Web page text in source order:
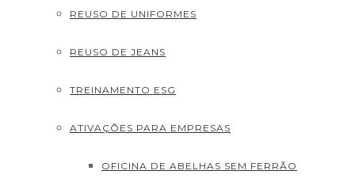
REUSO DE UNIFORMES
REUSO DE JEANS
TREINAMENTO ESG
ATIVAÇÕES PARA EMPRESAS
OFICINA DE ABELHAS SEM FERRÃO